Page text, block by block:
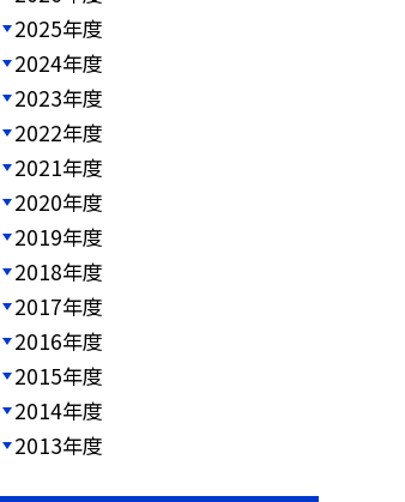
2025年度
2024年度
2023年度
2022年度
2021年度
2020年度
2019年度
2018年度
2017年度
2016年度
2015年度
2014年度
2013年度